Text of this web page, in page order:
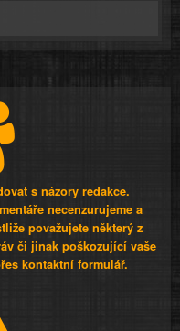
s názory redakce.
necenzurujeme a
považujete některý z
či jinak poškozující vaše
kontaktní formulář.